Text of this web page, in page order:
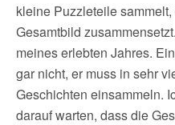
kleine Puzzleteile
Gesamtbild
meines erlebten Jahres.
gar nicht, er muss in sehr
Geschichten einsammeln.
darauf warten, dass die